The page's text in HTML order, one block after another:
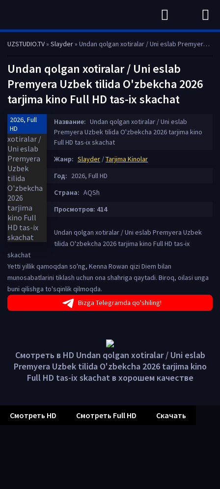
UZSTUDIO.TV» Slayder» Undan qolgan xotiralar / Uni eslab Premyera Uzbek tilida O'zbekcha 2026 tarjima kino Full HD tas-ix skachat
Undan qolgan xotiralar / Uni eslab
Premyera Uzbek tilida O'zbekcha 2026
tarjima kino Full HD tas-ix skachat
2026, Full
HD
Название: Undan qolgan xotiralar / Uni eslab
Premyera Uzbek tilida O'zbekcha 2026 tarjima kino
Full HD tas-ix skachat
Жанр: Slayder /Tarjima Kinolar
Год: 2026, Full HD
Страна: AQSh
Просмотров: 414
Undan qolgan xotiralar / Uni eslab Premyera Uzbek
tilida O'zbekcha 2026 tarjima kino Full HD tas-ix
skachat
Yetti yillik qamoqdan so'ng, Kenna Rowan qizi Diem bilan
munosabatlarini tiklash uchun ona shahriga qaytadi. Biroq, oilasi unga
buni qilishga to'sqinlik qilmoqda.
Bizga Telegramda qo'shiling!
Смотреть в HD Undan qolgan xotiralar / Uni eslab
Premyera Uzbek tilida O'zbekcha 2026 tarjima kino
Full HD tas-ix skachat в хорошем качестве
Смотреть HD Смотреть Full HD Скачать